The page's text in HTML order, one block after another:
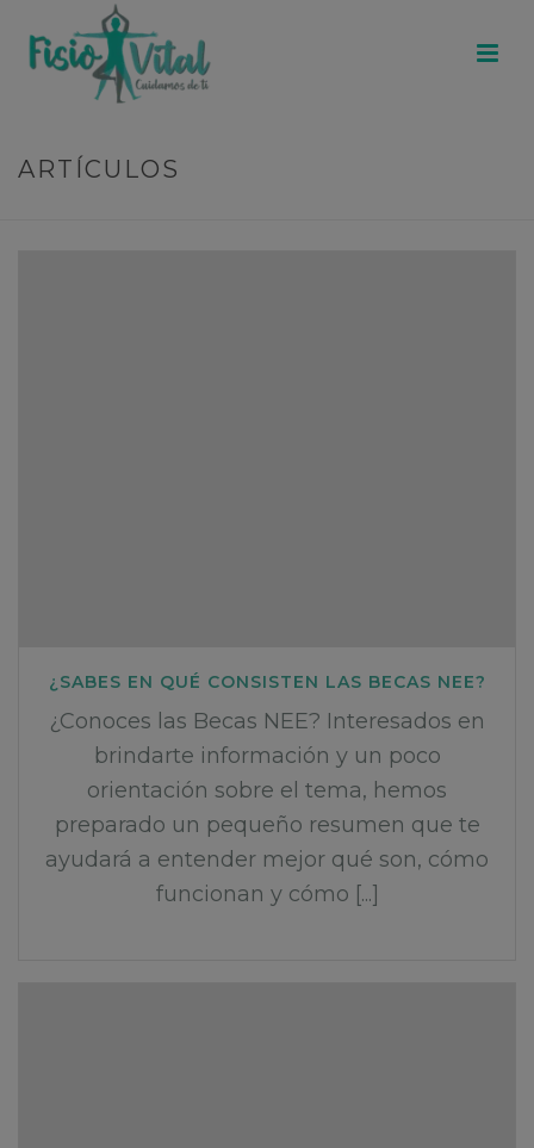
ARTÍCULOS
¿SABES EN QUÉ CONSISTEN LAS BECAS NEE?
¿Conoces las Becas NEE? Interesados en
brindarte información y un poco
orientación sobre el tema, hemos
preparado un pequeño resumen que te
ayudará a entender mejor qué son, cómo
funcionan y cómo [...]